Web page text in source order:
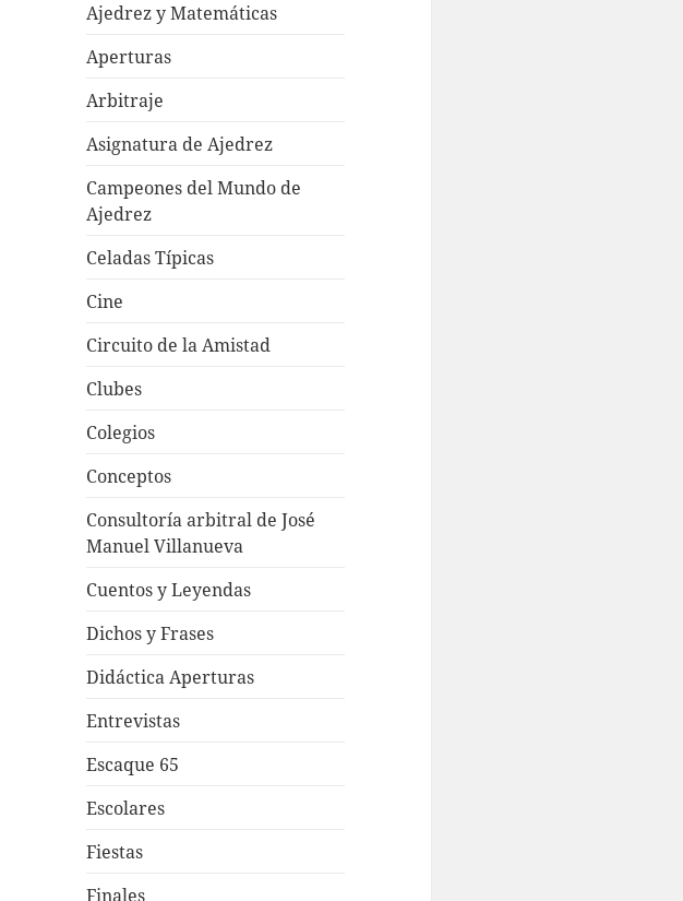
Ajedrez y Matemáticas
Aperturas
Arbitraje
Asignatura de Ajedrez
Campeones del Mundo de
Ajedrez
Celadas Típicas
Cine
Circuito de la Amistad
Clubes
Colegios
Conceptos
Consultoría arbitral de José
Manuel Villanueva
Cuentos y Leyendas
Dichos y Frases
Didáctica Aperturas
Entrevistas
Escaque 65
Escolares
Fiestas
Finales